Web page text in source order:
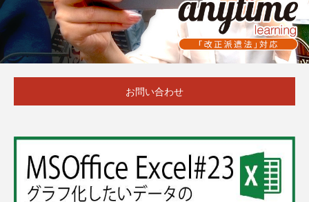
お問い合わせ